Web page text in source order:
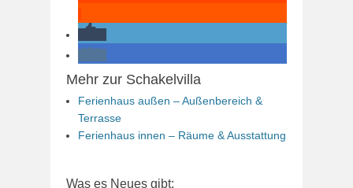
Mehr zur Schakelvilla
Ferienhaus außen – Außenbereich &
Terrasse
Ferienhaus innen – Räume & Ausstattung
Was es Neues gibt: